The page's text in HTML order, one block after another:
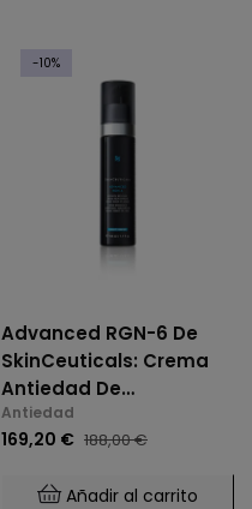
-10%
Advanced RGN-6 De
SkinCeuticals: Crema
Antiedad De
Regeneración Global
Antiedad
169,20 € 188,00 €
Añadir al carrito